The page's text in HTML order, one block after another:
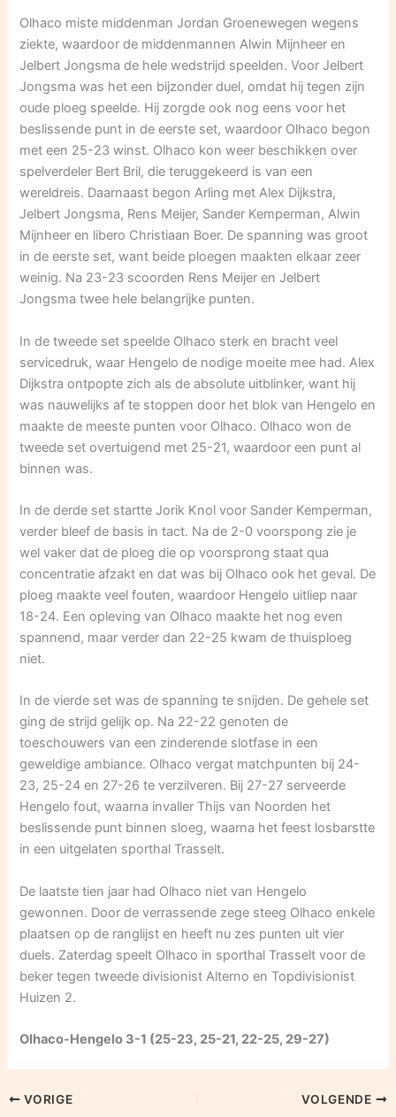
Olhaco miste middenman Jordan Groenewegen wegens
ziekte, waardoor de middenmannen Alwin Mijnheer en
Jelbert Jongsma de hele wedstrijd speelden. Voor Jelbert
Jongsma was het een bijzonder duel, omdat hij tegen zijn
oude ploeg speelde. Hij zorgde ook nog eens voor het
beslissende punt in de eerste set, waardoor Olhaco begon
met een 25-23 winst. Olhaco kon weer beschikken over
spelverdeler Bert Bril, die teruggekeerd is van een
wereldreis. Daarnaast begon Arling met Alex Dijkstra,
Jelbert Jongsma, Rens Meijer, Sander Kemperman, Alwin
Mijnheer en libero Christiaan Boer. De spanning was groot
in de eerste set, want beide ploegen maakten elkaar zeer
weinig. Na 23-23 scoorden Rens Meijer en Jelbert
Jongsma twee hele belangrijke punten.
In de tweede set speelde Olhaco sterk en bracht veel
servicedruk, waar Hengelo de nodige moeite mee had. Alex
Dijkstra ontpopte zich als de absolute uitblinker, want hij
was nauwelijks af te stoppen door het blok van Hengelo en
maakte de meeste punten voor Olhaco. Olhaco won de
tweede set overtuigend met 25-21, waardoor een punt al
binnen was.
In de derde set startte Jorik Knol voor Sander Kemperman,
verder bleef de basis in tact. Na de 2-0 voorspong zie je
wel vaker dat de ploeg die op voorsprong staat qua
concentratie afzakt en dat was bij Olhaco ook het geval. De
ploeg maakte veel fouten, waardoor Hengelo uitliep naar
18-24. Een opleving van Olhaco maakte het nog even
spannend, maar verder dan 22-25 kwam de thuisploeg
niet.
In de vierde set was de spanning te snijden. De gehele set
ging de strijd gelijk op. Na 22-22 genoten de
toeschouwers van een zinderende slotfase in een
geweldige ambiance. Olhaco vergat matchpunten bij 24-
23, 25-24 en 27-26 te verzilveren. Bij 27-27 serveerde
Hengelo fout, waarna invaller Thijs van Noorden het
beslissende punt binnen sloeg, waarna het feest losbarstte
in een uitgelaten sporthal Trasselt.
De laatste tien jaar had Olhaco niet van Hengelo
gewonnen. Door de verrassende zege steeg Olhaco enkele
plaatsen op de ranglijst en heeft nu zes punten uit vier
duels. Zaterdag speelt Olhaco in sporthal Trasselt voor de
beker tegen tweede divisionist Alterno en Topdivisionist
Huizen 2.
Olhaco-Hengelo 3-1 (25-23, 25-21, 22-25, 29-27)
VORIGE VOLGENDE